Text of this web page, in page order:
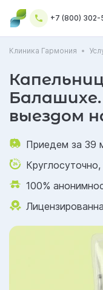
+7 (800) 302-
Клиника Гармония
выездом
Приедем за 39
100%